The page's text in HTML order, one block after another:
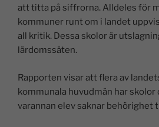
att titta på siffrorna. Alldeles för
kommuner runt om i landet
all kritik. Dessa skolor är
lärdomssäten.
Rapporten visar att flera av
kommunala huvudmän har skolor
varannan elev saknar behörighet